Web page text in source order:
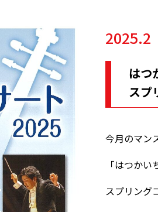
2025.2
はつ
スプ
今月のマン
「はつか
スプリング